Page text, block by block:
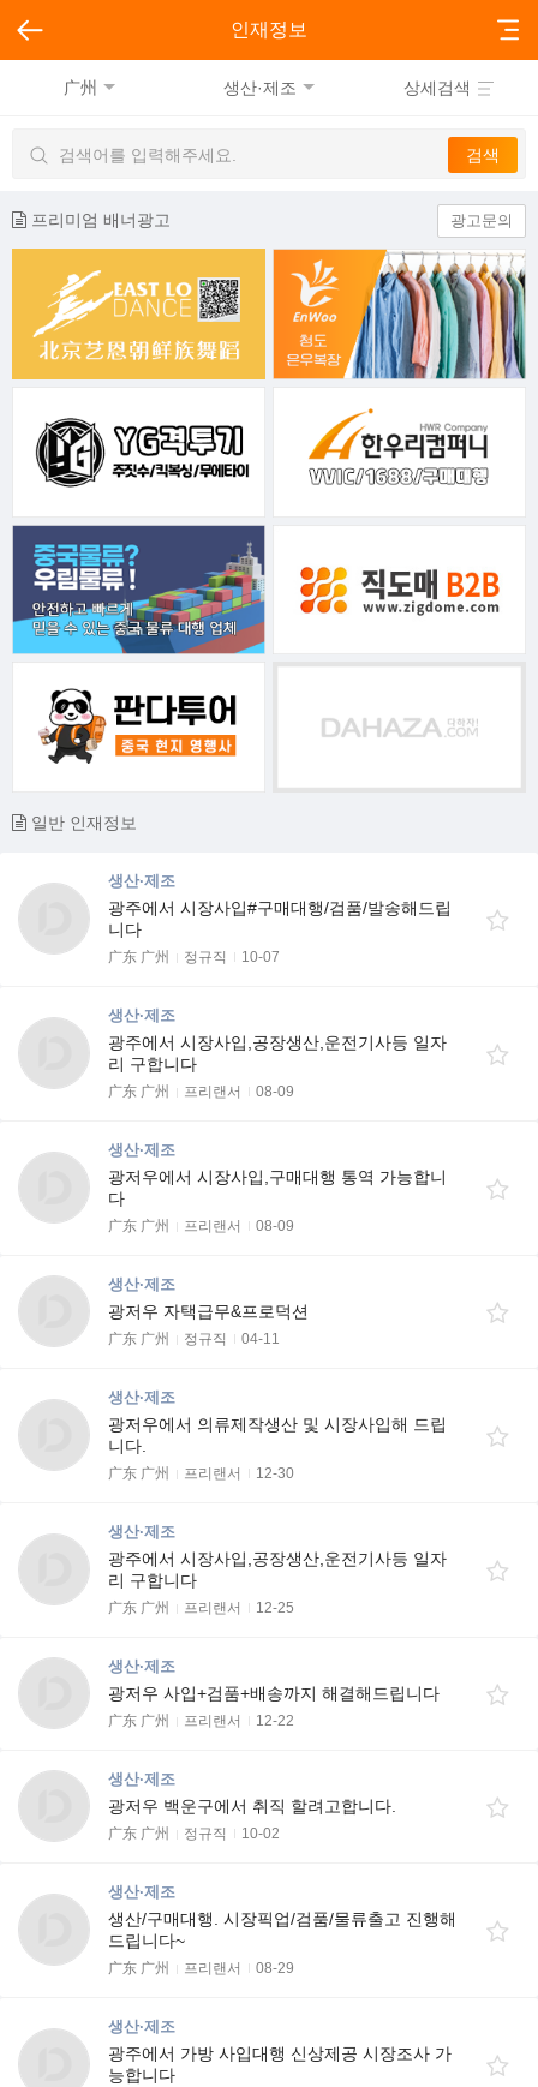
인재정보
广州 생산·제조 상세검색
프리미엄 배너광고 광고문의
일반 인재정보
생산·제조
광주에서 시장사입#구매대행/검품/발송해드립
니다
广东 广州 정규직 10-07
생산·제조
광주에서 시장사입,공장생산,운전기사등 일자
리 구합니다
广东 广州 프리랜서 08-09
생산·제조
광저우에서 시장사입,구매대행 통역 가능합니
다
广东 广州 프리랜서 08-09
생산·제조
광저우 자택급무&프로덕션
广东 广州 정규직 04-11
생산·제조
광저우에서 의류제작생산 및 시장사입해 드립
니다.
广东 广州 프리랜서 12-30
생산·제조
광주에서 시장사입,공장생산,운전기사등 일자
리 구합니다
广东 广州 프리랜서 12-25
생산·제조
광저우 사입+검품+배송까지 해결해드립니다
广东 广州 프리랜서 12-22
생산·제조
광저우 백운구에서 취직 할려고합니다.
广东 广州 정규직 10-02
생산·제조
생산/구매대행. 시장픽업/검품/물류출고 진행해
드립니다~
广东 广州 프리랜서 08-29
생산·제조
광주에서 가방 사입대행 신상제공 시장조사 가
능합니다